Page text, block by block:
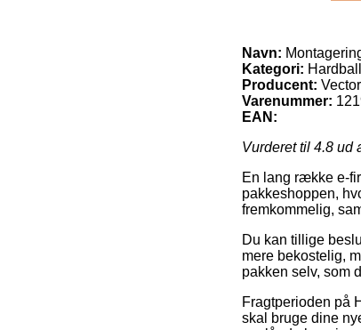
Navn:
Kategori:
Producent:
Varenummer:
EAN:
Vurderet til 4.8 ud
En lang række e-
pakkeshoppen,
fremkommelig,
Du kan tillige
mere bekostelig,
pakken selv, som
Fragtperioden på
skal bruge dine